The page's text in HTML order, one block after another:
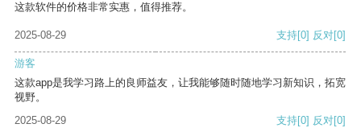
这款软件的价格非常实惠，值得推荐。
2025-08-29 支持[0] 反对[0]
游客
这款app是我学习路上的良师益友，让我能够随时随地学习新知识，拓宽
视野。
2025-08-29
支持[0] 反对[0]